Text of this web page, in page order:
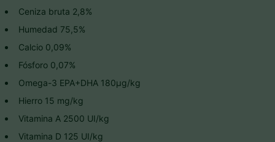
Ceniza bruta 2,8%
Humedad 75,5%
Calcio 0,09%
Fósforo 0,07%
Omega-3 EPA+DHA 180μg/kg
Hierro 15 mg/kg
Vitamina A 2500 UI/kg
Vitamina D 125 UI/kg